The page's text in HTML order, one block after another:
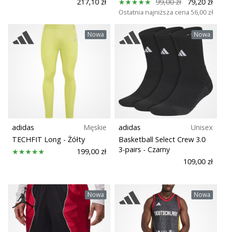
Ostatnia najniższa cena 56,00 zł
Nowa
adidas
Męskie
TECHFIT Long - Żółty
199,00 zł
Nowa
adidas
Unisex
Basketball Select Crew 3.0
3-pairs - Czarny
109,00 zł
Nowa Nowa